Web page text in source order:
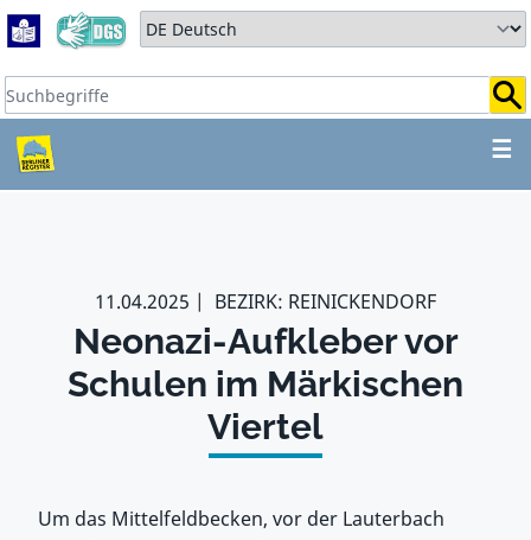
Zum Hauptbereich springen
Zum Hauptmenü springen
Sprache auswählen:
Suchbegriffe:
☰
ZUM HAUPTBEREICH
11.04.2025 BEZIRK: REINICKENDORF
Neonazi-Aufkleber vor
Schulen im Märkischen
Viertel
Um das Mittelfeldbecken, vor der Lauterbach